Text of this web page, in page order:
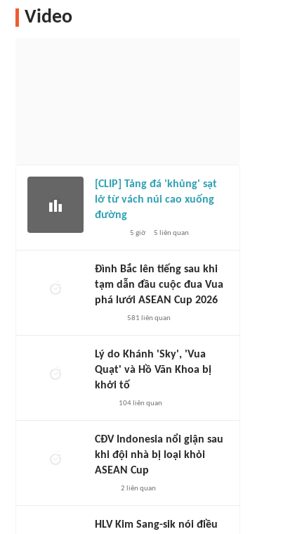
Video
[CLIP] Tảng đá 'khủng' sạt
lở từ vách núi cao xuống
đường
5 giờ 5 liên quan
Đình Bắc lên tiếng sau khi
tạm dẫn đầu cuộc đua Vua
phá lưới ASEAN Cup 2026
581 liên quan
Lý do Khánh 'Sky', 'Vua
Quạt' và Hồ Văn Khoa bị
khởi tố
104liên quan
CĐV Indonesia nổi giận sau
khi đội nhà bị loại khỏi
ASEAN Cup
2 liên quan
HLV Kim Sang-sik nói điều